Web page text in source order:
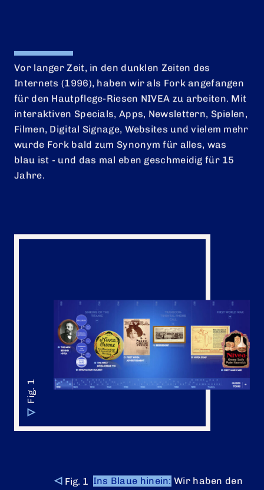
DATENSCHUTZ
IMPRESSUM
COOKIE EINSTELLUNGEN
Vor langer Zeit, in den dunklen Zeiten des
Internets (1996), haben wir als Fork angefangen
für den Hautpflege-Riesen NIVEA zu arbeiten. Mit
interaktiven Specials, Apps, Newslettern, Spielen,
Filmen, Digital Signage, Websites und vielem mehr
wurde Fork bald zum Synonym für alles, was
blau ist - und das mal eben geschmeidig für 15
Jahre.
Ins Blaue hinein: Wir haben den